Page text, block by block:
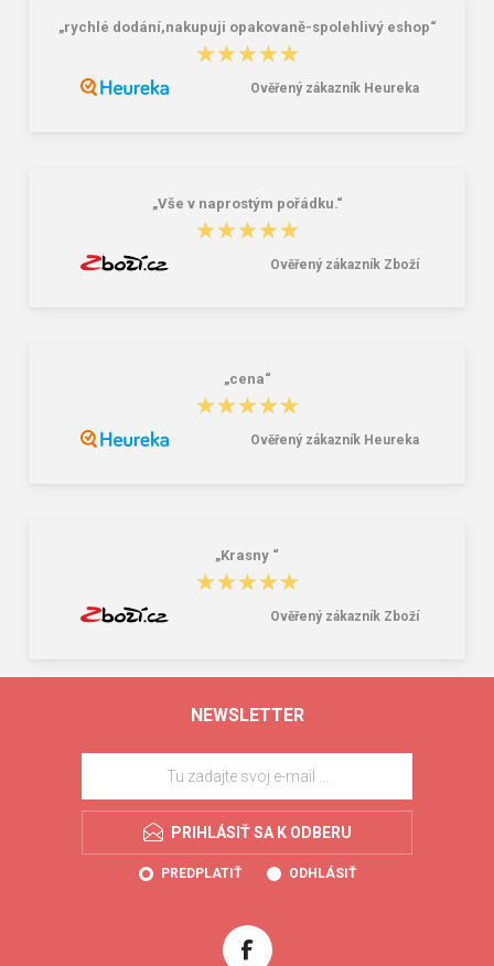
„rychlé dodání,nakupuji opakovaně-spolehlivý eshop“
★★★★★
★★★★★
Ověřený zákazník Heureka
„Vše v naprostým pořádku.“
★★★★★
★★★★★
Ověřený zákazník Zboží
„cena“
★★★★★
★★★★★
Ověřený zákazník Heureka
„Krasny “
★★★★★
★★★★★
Ověřený zákazník Zboží
NEWSLETTER
PRIHLÁSIŤ SA K ODBERU
PREDPLATIŤ ODHLÁSIŤ